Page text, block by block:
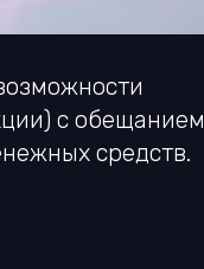
с обещанием
средств.